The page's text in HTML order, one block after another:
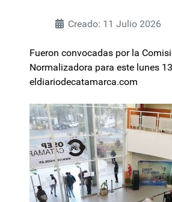
Creado: 11 Julio 2026
Fueron convocadas por la
Normalizadora para este lunes
eldiariodecatamarca.com